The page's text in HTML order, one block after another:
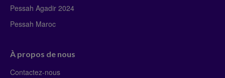
Pessah Agadir 2024
Pessah Maroc
À propos de nous
Contactez-nous